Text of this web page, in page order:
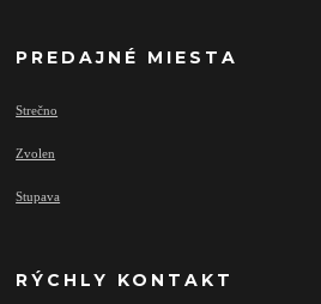
PREDAJNÉ MIESTA
Strečno
Zvolen
Stupava
RÝCHLY KONTAKT